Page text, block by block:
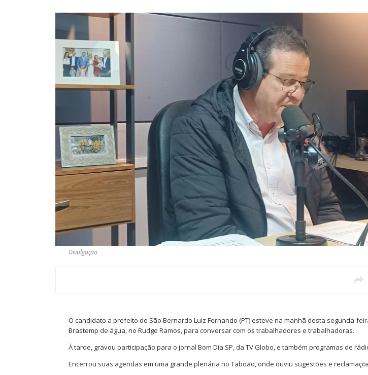
Divulgação
O candidato a prefeito de São Bernardo Luiz Fernando (PT) esteve na manhã desta segunda-
Brastemp de água, no Rudge Ramos, para conversar com os trabalhadores e trabalhadoras.
À tarde, gravou participação para o jornal Bom Dia SP, da TV Globo, e também programas de
Encerrou suas agendas em uma grande plenária no Taboão, onde ouviu sugestões e